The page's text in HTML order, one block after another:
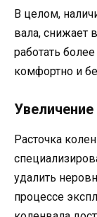
В целом,
вала, снижает
работать
комфортно и
Расточка
удалить
процессе